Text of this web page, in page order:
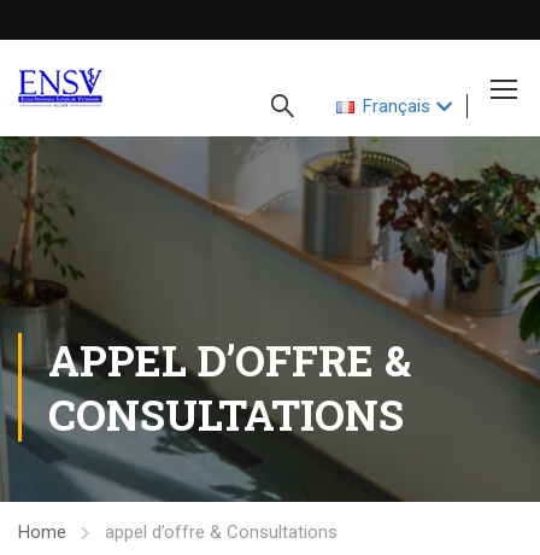
Français
APPEL D’OFFRE &
CONSULTATIONS
Home appel d’offre & Consultations